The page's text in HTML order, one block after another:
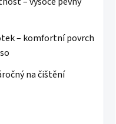
– komfortní povrch
na čištění